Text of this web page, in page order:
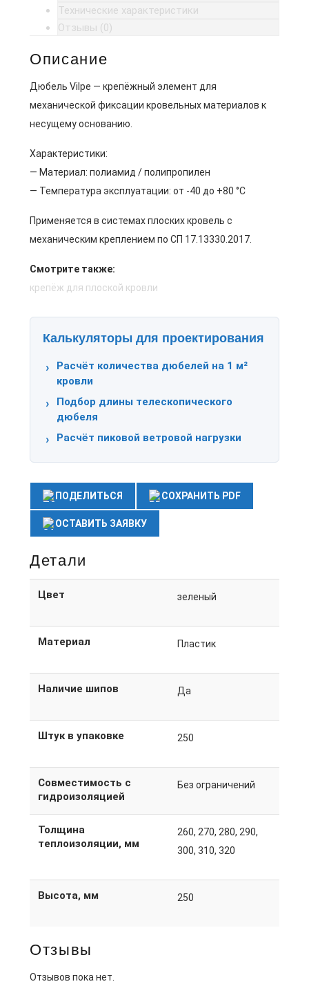
Технические характеристики
Отзывы (0)
Описание
Дюбель Vilpe — крепёжный элемент для
механической фиксации кровельных материалов к
несущему основанию.
Характеристики:
— Материал: полиамид / полипропилен
— Температура эксплуатации: от -40 до +80 °C
Применяется в системах плоских кровель с
механическим креплением по СП 17.13330.2017.
Смотрите также:
крепёж для плоской кровли
Калькуляторы для проектирования
Расчёт количества дюбелей на 1 м²
кровли
Подбор длины телескопического
дюбеля
Расчёт пиковой ветровой нагрузки
ПОДЕЛИТЬСЯ СОХРАНИТЬ PDF
ОСТАВИТЬ ЗАЯВКУ
Детали
Цвет зеленый
Материал Пластик
Наличие шипов Да
Штук в упаковке 250
Совместимость с
гидроизоляцией
Без ограничений
Толщина
теплоизоляции, мм
260, 270, 280, 290,
300, 310, 320
Высота, мм 250
Отзывы
Отзывов пока нет.